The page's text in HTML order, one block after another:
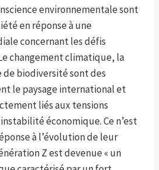
environnementale sont
en réponse à une
concernant les défis
changement climatique, la
biodiversité sont des
le paysage international et
liés aux tensions
économique. Ce n’est
à l’évolution de leur
Z est devenue « un